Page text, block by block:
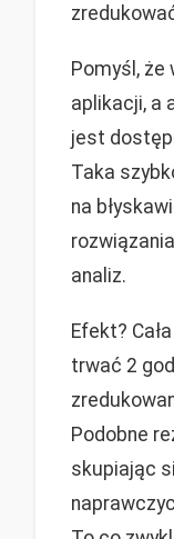
Pomyśl,
aplikacji, a
jest
Taka
na
analiz.
Efekt?
trwać 2
Podobne
skupiając